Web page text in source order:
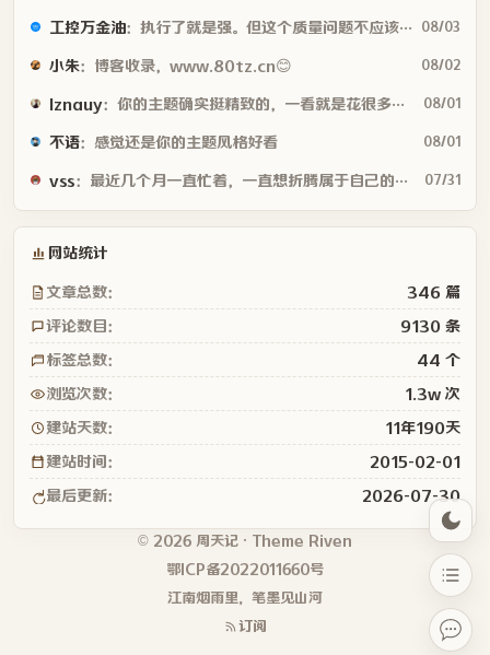
          display: none;
    }
    @-webkit-keyframes rotateArms {
        transform: rotate(0);
      to {
        transform: rotate(360deg);
      }
    }
      from {
        transform: rotate(0);
      }
      to {
      }
    }
  .cat_block.clock_frame
    .clock
      .marker
      .marker
      .marker
      .marker
工控万金油：执行了就是强。但这个质量问题不应该由物业或是房产公司来处理吗😂 08/03
小朱：博客收录，www.80tz.cn😊 08/02
lznauy：你的主题确实挺精致的，一看就是花很多时间打磨的，现在都是用AI写代码... 08/01
不语：感觉还是你的主题风格好看 08/01
vss：最近几个月一直忙着，一直想折腾属于自己的主题，中途全靠 ai 又碰到... 07/31
网站统计
文章总数： 346 篇
评论数目： 9130 条
标签总数： 44 个
浏览次数： 1.3w 次
建站天数： 11年190天
建站时间： 2015-02-01
最后更新： 2026-07-30
© 2026 周天记 · Theme
Riven
鄂ICP备2022011660号
江南烟雨里，笔墨见山河
订阅